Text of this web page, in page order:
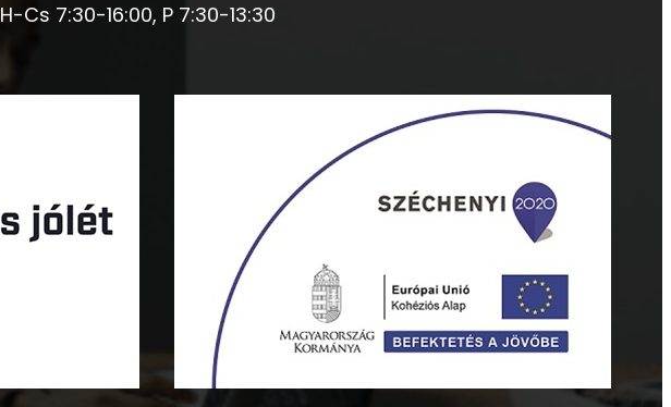
H-Cs 7:30-16:00, P 7:30-13:30